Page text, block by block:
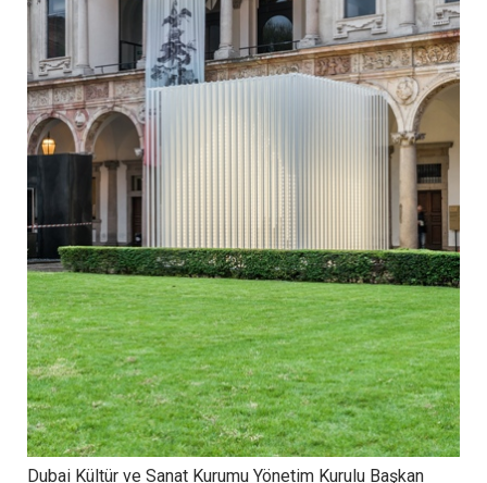
Dubai Kültür ve Sanat Kurumu Yönetim Kurulu Başkan